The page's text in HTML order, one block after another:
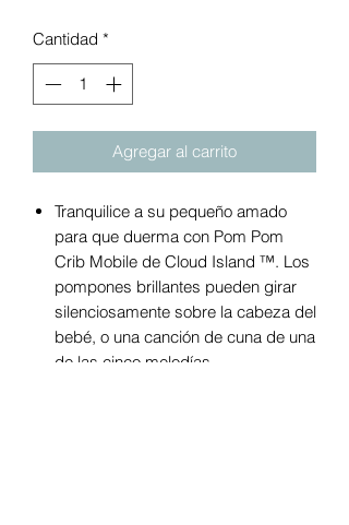
Cantidad *
Agregar al carrito
Tranquilice a su pequeño amado
para que duerma con Pom Pom
Crib Mobile de Cloud Island ™. Los
pompones brillantes pueden girar
silenciosamente sobre la cabeza del
bebé, o una canción de cuna de una
de las cinco melodías